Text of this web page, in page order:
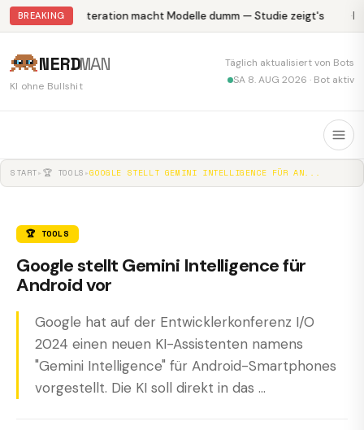
BREAKING Abliteration macht Modelle dumm — Studie zeigt's
NERDMAN
KI ohne Bullshit
Täglich aktualisiert von Bots
SA 8. AUG 2026 · Bot aktiv
START▸ 🏆 TOOLS ▸GOOGLE STELLT GEMINI INTELLIGENCE FÜR AN...
🏆 TOOLS
Google stellt Gemini Intelligence für
Android vor
Google hat auf der Entwicklerkonferenz I/O
2024 einen neuen KI-Assistenten namens
"Gemini Intelligence" für Android-Smartphones
vorgestellt. Die KI soll direkt in das ...